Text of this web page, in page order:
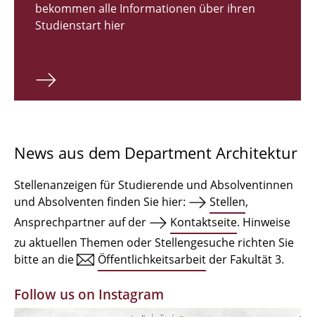
Bachelor Architektur
Master Architektur
Qualifikationsprofil
Institute
Einrichtungen
Zeichensäle
MBW | Modellbauwerkstatt
bekommen alle Informationen über ihren
Studienstart hier
News aus dem Department Architektur
Stellenanzeigen für Studierende und Absolventinnen
und Absolventen finden Sie hier:
Stellen,
Ansprechpartner auf der
Kontaktseite. Hinweise
zu aktuellen Themen oder Stellengesuche richten Sie
bitte an die
Öffentlichkeitsarbeit der Fakultät 3.
Follow us on Instagram